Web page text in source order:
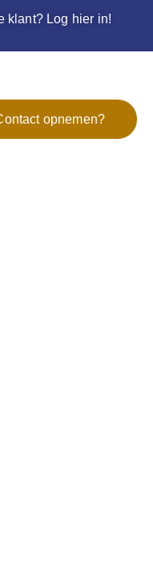
klant? Log hier in!
opnemen?